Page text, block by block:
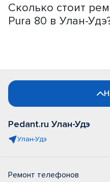
Сколько стоит
Pura 80 в Улан-
Pedant.ru Улан-Удэ
Улан-Удэ
Ремонт телефонов